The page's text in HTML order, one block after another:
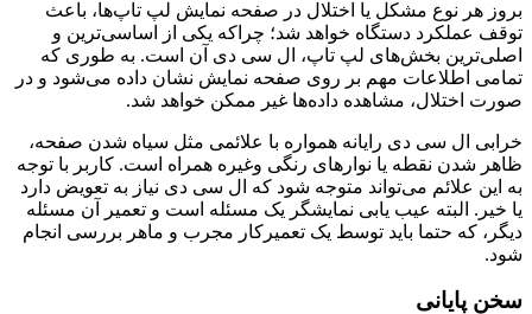
بروز هر نوع مشکل یا اختلال در صفحه نمایش ‌لپ تاپ‌ها، باعث
توقف عملکرد دستگاه خواهد شد؛ چراکه یکی از اساسی‌ترین و
اصلی‌ترین بخش‌های لپ تاپ، ال سی دی آن است. به طوری که
تمامی اطلاعات مهم بر روی صفحه نمایش نشان داده می‌شود و در
صورت اختلال، مشاهده داده‌ها غیر ممکن خواهد شد.
خرابی ال سی دی رایانه همواره با علائمی مثل سیاه شدن صفحه،
ظاهر شدن نقطه یا نوارهای رنگی وغیره همراه است. کاربر با توجه
به این علائم می‌تواند متوجه شود که ال سی دی نیاز به تعویض دارد
یا خیر. البته عیب یابی نمایشگر یک مسئله است و تعمیر آن مسئله
دیگر، که حتما باید توسط یک تعمیرکار مجرب و ماهر بررسی انجام
شود.
سخن پایانی